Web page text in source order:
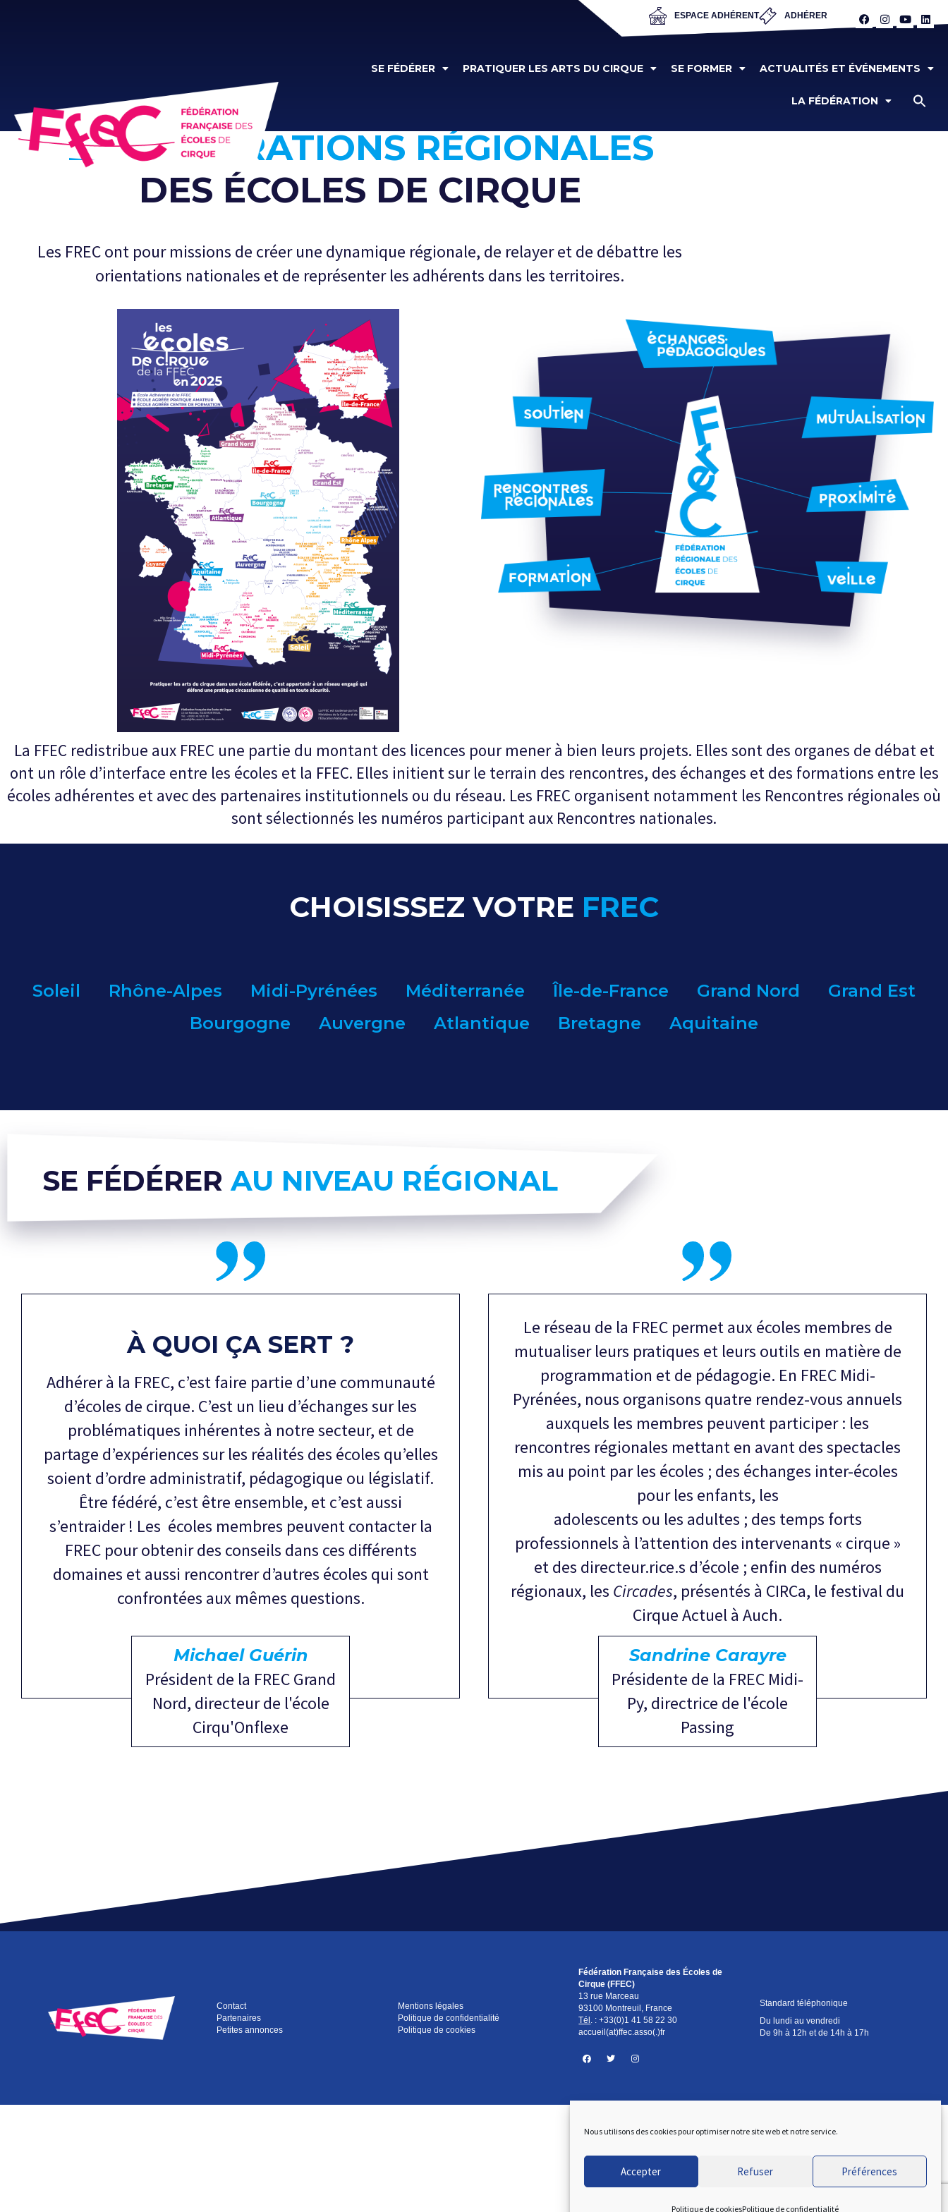
Nous utilisons des cookies pour optimiser notre site web et notre service.
Accepter Refuser Préférences
Politique de cookiesPolitique de confidentialité
ESPACE ADHÉRENT ADHÉRER
SE FÉDÉRER PRATIQUER LES ARTS DU CIRQUE SE FORMER ACTUALITÉS ET ÉVÉNEMENTS
LA FÉDÉRATION
LES FÉDÉRATIONS RÉGIONALES
DES ÉCOLES DE CIRQUE
Les FREC ont pour missions de créer une dynamique régionale, de relayer et de débattre les
orientations nationales et de représenter les adhérents dans les territoires.
La FFEC redistribue aux FREC une partie du montant des licences pour mener à bien leurs projets. Elles sont des organes de débat et
ont un rôle d’interface entre les écoles et la FFEC. Elles initient sur le terrain des rencontres, des échanges et des formations entre les
écoles adhérentes et avec des partenaires institutionnels ou du réseau. Les FREC organisent notamment les Rencontres régionales où
sont sélectionnés les numéros participant aux Rencontres nationales.
CHOISISSEZ VOTRE FREC
Soleil Rhône-Alpes Midi-Pyrénées Méditerranée Île-de-France Grand Nord
Grand Est
Bourgogne
Auvergne Atlantique Bretagne Aquitaine
SE FÉDÉRERAU NIVEAU RÉGIONAL
À QUOI ÇA SERT ?
Adhérer à la FREC, c’est faire partie d’une communauté
d’écoles de cirque. C’est un lieu d’échanges sur les
problématiques inhérentes à notre secteur, et de
partage d’expériences sur les réalités des écoles qu’elles
soient d’ordre administratif, pédagogique ou législatif.
Être fédéré, c’est être ensemble, et c’est aussi
s’entraider ! Les écoles membres peuvent contacter la
FREC pour obtenir des conseils dans ces différents
domaines et aussi rencontrer d’autres écoles qui sont
confrontées aux mêmes questions.
Michael Guérin
Président de la FREC Grand
Nord, directeur de l'école
Cirqu'Onflexe
Le réseau de la FREC permet aux écoles membres de
mutualiser leurs pratiques et leurs outils en matière de
programmation et de pédagogie. En FREC Midi-
Pyrénées, nous organisons quatre rendez-vous annuels
auxquels les membres peuvent participer : les
rencontres régionales mettant en avant des spectacles
mis au point par les écoles ; des échanges inter-écoles
pour les enfants, les
adolescents ou les adultes ; des temps forts
professionnels à l’attention des intervenants « cirque »
et des directeur.rice.s d’école ; enfin des numéros
régionaux, les Circades, présentés à CIRCa, le festival du
Cirque Actuel à Auch.
Sandrine Carayre
Présidente de la FREC Midi-
Py, directrice de l'école
Passing
Contact
Partenaires
Petites annonces
Mentions légales
Politique de confidentialité
Politique de cookies
Fédération Française des Écoles de
Cirque (FFEC)
13 rue Marceau
93100 Montreuil, France
Tél . :+33(0)1 41 58 22 30
accueil(at)ffec.asso(.)fr
Standard téléphonique
Du lundi au vendredi
De 9h à 12h et de 14h à 17h